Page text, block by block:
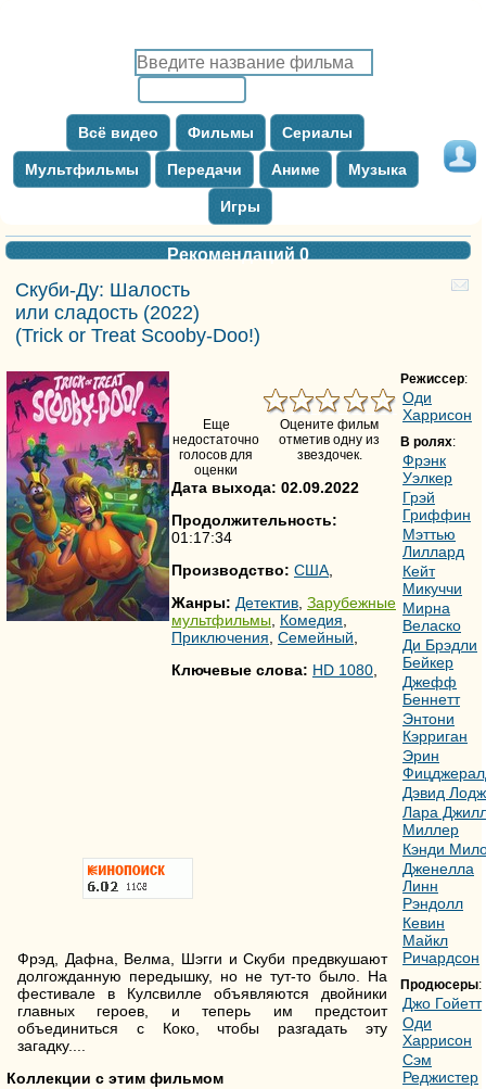
Всё видео Фильмы Сериалы
Мультфильмы Передачи Аниме Музыка
Игры
Рекомендаций0
Скуби-Ду: Шалость
или сладость (2022)
(Trick or Treat Scooby-Doo!)
Еще
недостаточно
голосов для
оценки
Оцените фильм
отметив одну из
звездочек.
Дата выхода: 02.09.2022
Продолжительность:
01:17:34
Производство: США
Жанры: Детектив Зарубежные
мультфильмы
Комедия
Приключения Семейный
Ключевые слова: HD 1080
Режиссер:
Оди
Харрисон
В ролях:
Фрэнк
Уэлкер
Грэй
Гриффин
Мэттью
Лиллард
Кейт
Микуччи
Мирна
Веласко
Ди Брэдли
Бейкер
Джефф
Беннетт
Энтони
Кэрриган
Эрин
Дэвид Лодж
Лара
Миллер
Кэнди
Дженелла
Линн
Рэндолл
Кевин
Майкл
Ричардсон
Продюсеры:
Джо Гойетт
Оди
Харрисон
Сэм
Реджистер
Фрэд, Дафна, Велма, Шэгги и Скуби предвкушают
долгожданную передышку, но не тут-то было. На
фестивале в Кулсвилле объявляются двойники
главных героев, и теперь им предстоит
объединиться с Коко, чтобы разгадать эту
загадку....
Коллекции с этим фильмом